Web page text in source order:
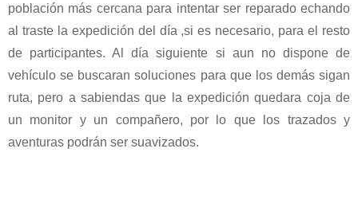
población más cercana para intentar ser reparado echando
al traste la expedición del día ,si es necesario, para el resto
de participantes. Al día siguiente si aun no dispone de
vehículo se buscaran soluciones para que los demás sigan
ruta, pero a sabiendas que la expedición quedara coja de
un monitor y un compañero, por lo que los trazados y
aventuras podrán ser suavizados.